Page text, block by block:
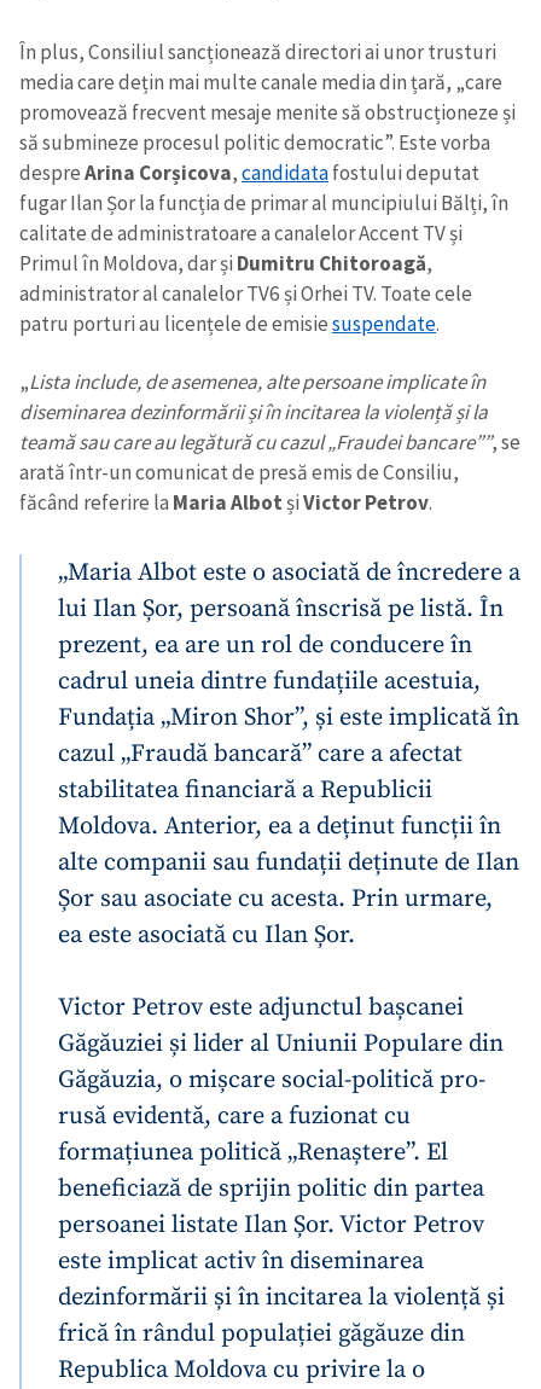
În plus, Consiliul sancționează directori ai unor trusturi
media care dețin mai multe canale media din țară, „care
promovează frecvent mesaje menite să obstrucționeze și
să submineze procesul politic democratic”. Este vorba
despreArina Corșicova,candidatafostului deputat
fugar Ilan Șor la funcția de primar al muncipiului Bălți, în
calitate de administratoare a canalelor Accent TV și
Primul în Moldova, dar șiDumitru Chitoroagă,
administrator al canalelor TV6 și Orhei TV. Toate cele
patru porturi au licențele de emisiesuspendate.
„Lista include, de asemenea, alte persoane implicate în
diseminarea dezinformării și în incitarea la violență și la
teamă sau care au legătură cu cazul „Fraudei bancare””, se
arată într-un comunicat de presă emis de Consiliu,
făcând referire la Maria AlbotșiVictor Petrov.
„Maria Albot este o asociată de încredere a
lui Ilan Șor, persoană înscrisă pe listă. În
prezent, ea are un rol de conducere în
cadrul uneia dintre fundațiile acestuia,
Fundația „Miron Shor”, și este implicată în
cazul „Fraudă bancară” care a afectat
stabilitatea financiară a Republicii
Moldova. Anterior, ea a deținut funcții în
alte companii sau fundații deținute de Ilan
Șor sau asociate cu acesta. Prin urmare,
ea este asociată cu Ilan Șor.
Victor Petrov este adjunctul bașcanei
Găgăuziei și lider al Uniunii Populare din
Găgăuzia, o mișcare social-politică pro-
rusă evidentă, care a fuzionat cu
formațiunea politică „Renaștere”. El
beneficiază de sprijin politic din partea
persoanei listate Ilan Șor. Victor Petrov
este implicat activ în diseminarea
dezinformării și în incitarea la violență și
frică în rândul populației găgăuze din
Republica Moldova cu privire la o